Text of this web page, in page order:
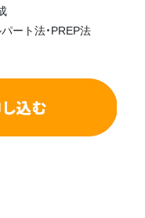
ート法・PREP法